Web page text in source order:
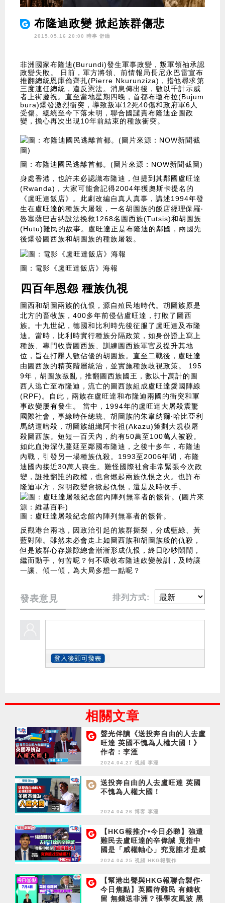
布隆迪政變 掀起族群傷悲
2015.05.16 20:00 時事 舒瞳
非洲國家布隆迪(Burundi)發生軍事政變，叛軍領䄂承認
政變失敗。 日前，軍方將領、前情報局長尼永巴雷宣布
推翻總統恩庫倫齊扎(Pierre Nkurunziza)，指他尋求第
三度連任總統，違反憲法。消息傳出後，數以千計示威
者上街慶祝。直至當地星期四晚，首都布瓊布拉(Bujum
bura)爆發激烈衝突，導致叛軍12死40傷和政府軍6人
受傷。總統至今下落未明，聯合國譴責布隆迪企圖政
變，擔心再次出現10年前結束的種族衝突。
圖：布隆迪國民逃離首都。(圖片來源：NOW新聞截圖)
身處香港，也許未必認識布隆迪，但提到其鄰國盧旺達
(Rwanda)，大家可能會記得2004年獲奧斯卡提名的
《盧旺達飯店》。此劇改編自真人真事，講述1994年發
生在盧旺達的種族大屠殺，一名胡圖族的飯店經理保羅‧
魯塞薩巴吉納設法挽救1268名圖西族(Tutsis)和胡圖族
(Hutu)難民的故事。盧旺達正是布隆迪的鄰國，兩國先
後爆發圖西族和胡圖族的種族屠殺。
圖：電影《盧旺達飯店》海報
四百年恩怨 種族仇視
圖西和胡圖兩族的仇恨，源自殖民地時代。胡圖族原是
北方的畜牧族，400多年前侵佔盧旺達，打敗了圖西
族。十九世紀，德國和比利時先後征服了盧旺達及布隆
迪。當時，比利時實行種族分隔政策，如身份證上寫上
種族、專門收賣圖西族、訓練圖西族軍官及提升其地
位，旨在打壓人數佔優的胡圖族。直至二戰後，盧旺達
由圖西族的精英階層統治，並實施種族歧視政策。 195
9年，胡圖族叛亂，推翻圖西族國王，數以十萬計的圖
西人逃亡至布隆迪，流亡的圖西族組成盧旺達愛國陣線
(RPF)。自此，兩族在盧旺達和布隆迪兩國的衝突和軍
事政變屢有發生。 當中，1994年的盧旺達大屠殺震驚
國際社會，事緣時任總統、胡圖族的朱韋納爾‧哈比亞利
馬納遭暗殺，胡圖族組織阿卡祖(Akazu)策劃大規模屠
殺圖西族。短短一百天內，約有50萬至100萬人被殺。
如此血海深仇蔓延至鄰國布隆迪，之後十多年，布隆迪
內戰，引發另一場種族仇殺。1993至2006年間，布隆
迪國內接近30萬人喪生。難怪國際社會非常緊張今次政
變，誰推翻誰的政權，也會燃起兩族仇恨之火。也許布
隆迪軍方，深明政變會掀起仇恨，還是及時收手。
圖：盧旺達屠殺紀念館內陣列無辜者的骸骨。
反觀港台兩地，因政治引起的族群撕裂，分成藍綠、黃
藍對陣。雖然未必會走上如圖西族和胡圖族般的仇殺，
但是族群心存嫌隙總會漸漸形成仇恨，終日吵吵鬧鬧，
繼而動手，何苦呢？何不吸收布隆迪政變教訓，及時讓
一讓、傾一傾，為大局多想一點呢？
發表意見 排列方式:
相關文章
聲光伴讀《送投奔自由的人去盧
旺達 英國不愧為人權大國！》
作者：李湮
2024.04.27 視頻 李湮
送投奔自由的人去盧旺達 英國
不愧為人權大國！
2024.04.26 博客 李湮
【HKG報推介•今日必睇】強遣
難民去盧旺達的辛偉誠 竟指中
國是「威權軸心」究竟誰才是威
權？！
2024.04.25 視頻 HKG報製作
【幫港出聲與HKG報聯合製作‧
今日焦點】英國待難民 有錢收
留 無錢送非洲？張學友風波 黑